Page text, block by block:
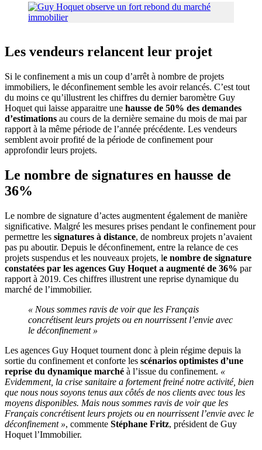
Les vendeurs relancent leur projet
Si le confinement a mis un coup d’arrêt à nombre de projets
immobiliers, le déconfinement semble les avoir relancés. C’est tout
du moins ce qu’illustrent les chiffres du dernier baromètre Guy
Hoquet qui laisse apparaitre une hausse de 50% des demandes
d’estimations au cours de la dernière semaine du mois de mai par
rapport à la même période de l’année précédente. Les vendeurs
semblent avoir profité de la période de confinement pour
approfondir leurs projets.
Le nombre de signatures en hausse de
36%
Le nombre de signature d’actes augmentent également de manière
significative. Malgré les mesures prises pendant le confinement pour
permettre les signatures à distance, de nombreux projets n’avaient
pas pu aboutir. Depuis le déconfinement, entre la relance de ces
projets suspendus et les nouveaux projets, le nombre de signature
constatées par les agences Guy Hoquet a augmenté de 36% par
rapport à 2019. Ces chiffres illustrent une reprise dynamique du
marché de l’immobilier.
« Nous sommes ravis de voir que les Français
concrétisent leurs projets ou en nourrissent l’envie avec
le déconfinement »
Les agences Guy Hoquet tournent donc à plein régime depuis la
sortie du confinement et conforte les scénarios optimistes d’une
reprise du dynamique marché à l’issue du confinement. «
Evidemment, la crise sanitaire a fortement freiné notre activité, bien
que nous nous soyons tenus aux côtés de nos clients avec tous les
moyens disponibles. Mais nous sommes ravis de voir que les
Français concrétisent leurs projets ou en nourrissent l’envie avec le
déconfinement », commente Stéphane Fritz, président de Guy
Hoquet l’Immobilier.